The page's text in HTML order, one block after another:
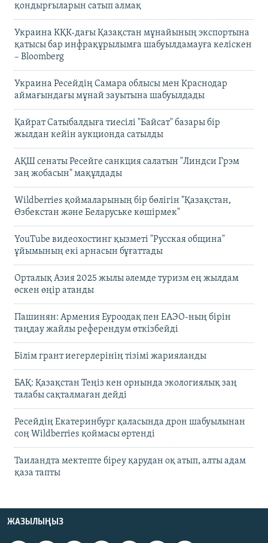
қондырғыларын сатып алмақ
Украина КҚК-дағы Қазақстан мұнайының экспортына
қатысы бар инфрақұрылымға шабуылдамауға келіскен
– Bloomberg
Украина Ресейдің Самара облысы мен Краснодар
аймағындағы мұнай зауытына шабуылдады
Қайрат Сатыбалдыға тиесілі "Байсат" базары бір
жылдан кейін аукционда сатылды
АҚШ сенаты Ресейге санкция салатын "Линдси Грэм
заң жобасын" мақұлдады
Wildberries қоймаларының бір бөлігін "Қазақстан,
Өзбекстан және Беларуське көшірмек"
YouTube видеохостинг қызметі "Русская община"
ұйымының екі арнасын бұғаттады
Орталық Азия 2025 жылы әлемде туризм ең жылдам
өскен өңір атанды
Пашинян: Армения Еуроодақ пен ЕАЭО-ның бірін
таңдау жайлы референдум өткізбейді
Білім грант иегерлерінің тізімі жарияланды
БАҚ: Қазақстан Теңіз кен орнында экологиялық заң
талабы сақталмаған дейді
Ресейдің Екатеринбург қаласында дрон шабуылынан
соң Wildberries қоймасы өртенді
Таиландта мектепте біреу қарудан оқ атып, алты адам
қаза тапты
ЖАЗЫЛЫҢЫЗ